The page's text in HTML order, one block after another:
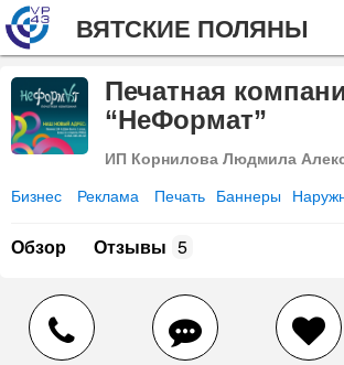
ВЯТСКИЕ ПОЛЯНЫ
Печатная
“НеФормат”
ИП Корнилова Людмила
Бизнес Реклама Печать Баннеры
Обзор Отзывы 5